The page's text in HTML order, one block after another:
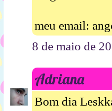
meu email:
8 de maio de
Adriana
Bom dia